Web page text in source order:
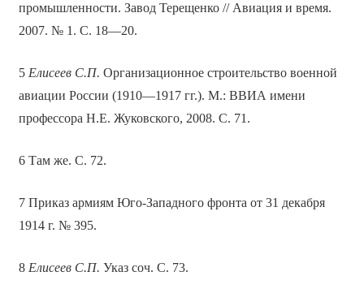
промышленности. Завод Терещенко // Авиация и время.
2007. № 1. С. 18—20.
5 Елисеев С.П. Организационное строительство военной
авиации России (1910—1917 гг.). М.: ВВИА имени
профессора Н.Е. Жуковского, 2008. С. 71.
6 Там же. С. 72.
7 Приказ армиям Юго-Западного фронта от 31 декабря
1914 г. № 395.
8 Елисеев С.П. Указ соч. С. 73.